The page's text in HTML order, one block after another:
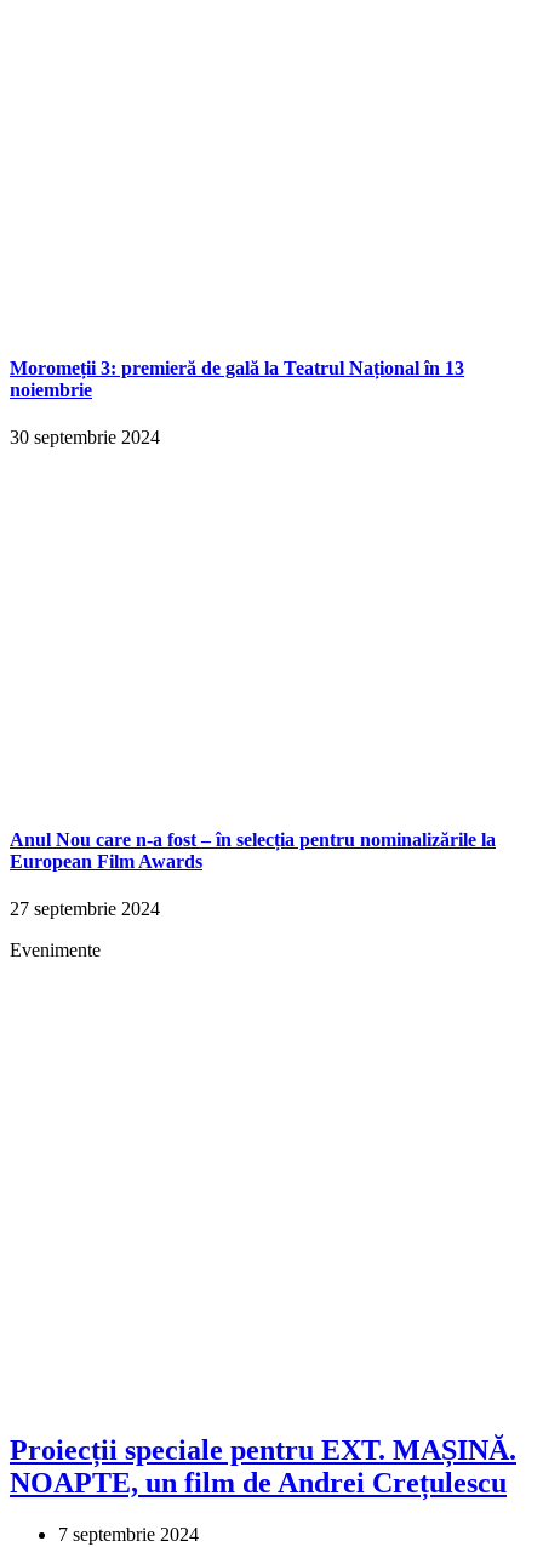
Moromeții 3: premieră de gală la Teatrul Național în 13
noiembrie
30 septembrie 2024
Anul Nou care n-a fost – în selecția pentru nominalizările la
European Film Awards
27 septembrie 2024
Evenimente
Proiecții speciale pentru EXT. MAȘINĂ.
NOAPTE, un film de Andrei Crețulescu
7 septembrie 2024